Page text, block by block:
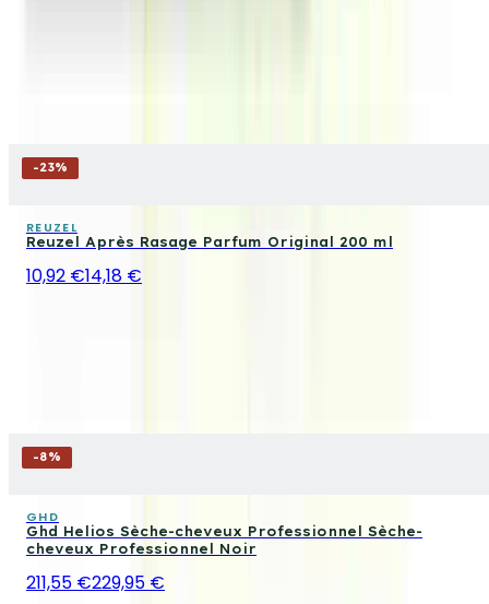
-23%
REUZEL
Reuzel Après Rasage Parfum Original 200 ml
10,92 €14,18 €
-8%
GHD
Ghd Helios Sèche-cheveux Professionnel Sèche-
cheveux Professionnel Noir
211,55 €229,95 €